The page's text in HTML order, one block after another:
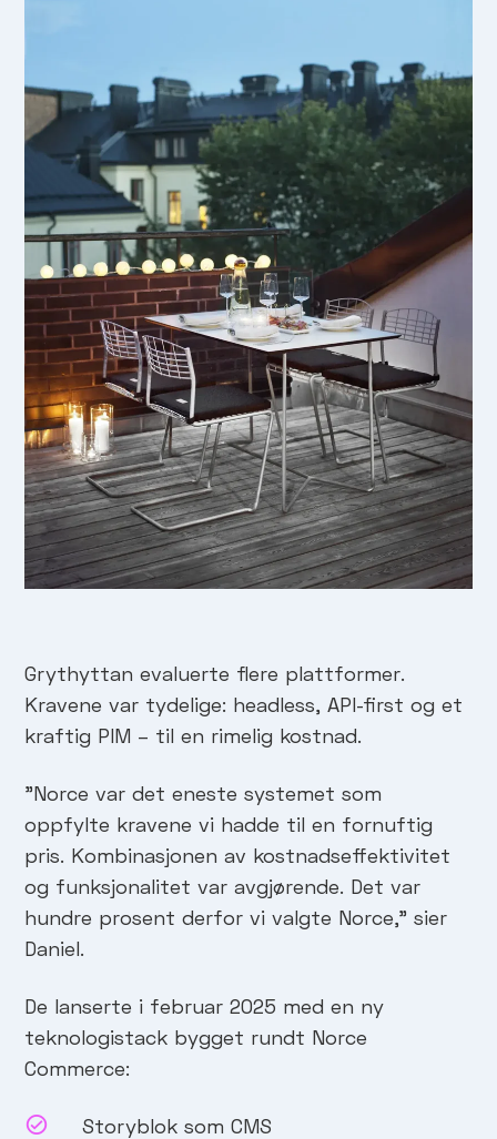
Grythyttan evaluerte flere plattformer.
Kravene var tydelige: headless, API-first og et
kraftig PIM – til en rimelig kostnad.
"Norce var det eneste systemet som
oppfylte kravene vi hadde til en fornuftig
pris. Kombinasjonen av kostnadseffektivitet
og funksjonalitet var avgjørende. Det var
hundre prosent derfor vi valgte Norce," sier
Daniel.
De lanserte i februar 2025 med en ny
teknologistack bygget rundt Norce
Commerce:
Storyblok som CMS